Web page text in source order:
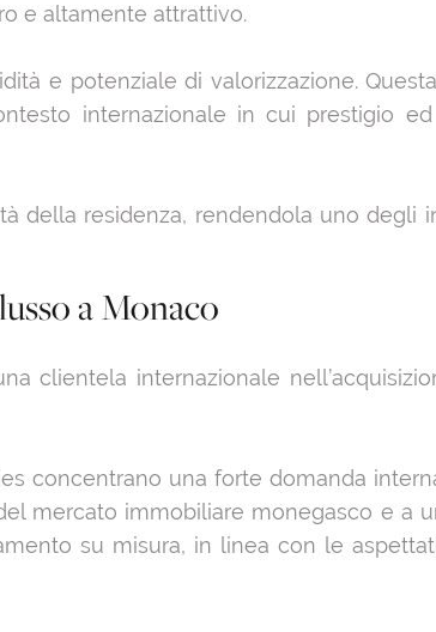
e altamente attrattivo.
e potenziale di valorizzazione.
internazionale in cui prestigio ed
della residenza, rendendola uno degli
a Monaco
clientela internazionale
concentrano una forte domanda
mercato immobiliare monegasco e a
su misura, in linea con le